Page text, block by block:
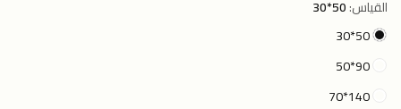
القياس:50*30